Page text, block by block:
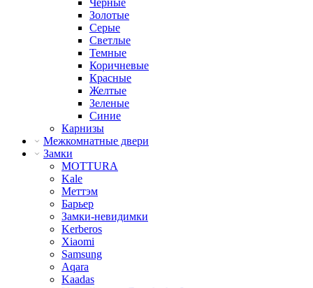
Черные
Золотые
Серые
Светлые
Темные
Коричневые
Красные
Желтые
Зеленые
Синие
Карнизы
Межкомнатные двери
Замки
MOTTURA
Kale
Меттэм
Барьер
Замки-невидимки
Kerberos
Xiaomi
Samsung
Aqara
Kaadas